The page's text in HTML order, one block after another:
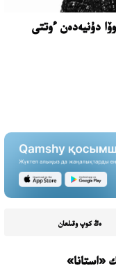
دۇنيەدەن ءوتتى
ەڭ كوپ وقىلعان
«استانا»